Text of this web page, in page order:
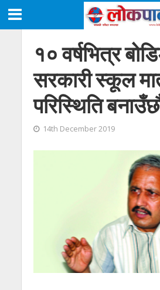
१० वर्षभित्र
सरकारी स्कूल
परिस्थिति
14th December 2019